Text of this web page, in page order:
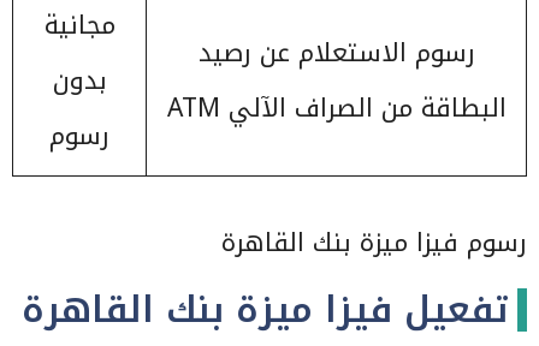
رسوم الاستعلام عن رصيد
البطاقة من الصراف الآلي ATM
مجانية
بدون
رسوم
رسوم فيزا ميزة بنك القاهرة
تفعيل فيزا ميزة بنك القاهرة